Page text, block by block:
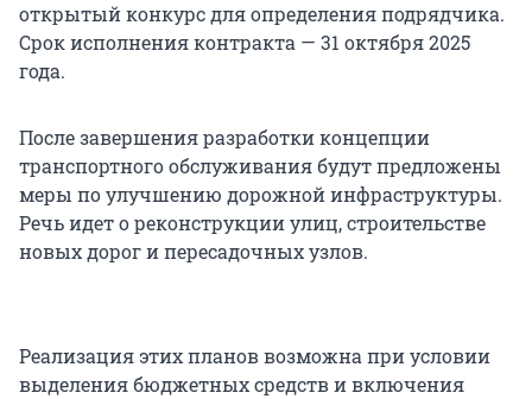
открытый конкурс для определения подрядчика.
Срок исполнения контракта — 31 октября 2025
года.
После завершения разработки концепции
транспортного обслуживания будут предложены
меры по улучшению дорожной инфраструктуры.
Речь идет о реконструкции улиц, строительстве
новых дорог и пересадочных узлов.
Реализация этих планов возможна при условии
выделения бюджетных средств и включения